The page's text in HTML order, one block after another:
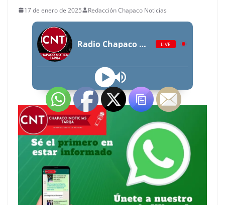
17 de enero de 2025 Redacción Chapaco Noticias
Radio Chapaco Noticias Las 24 horas en vivo LIVE